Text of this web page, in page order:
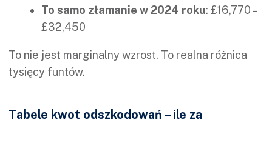
To samo złamanie w 2024 roku: £16,770 –
£32,450
To nie jest marginalny wzrost. To realna różnica
tysięcy funtów.
Tabele kwot odszkodowań – ile za